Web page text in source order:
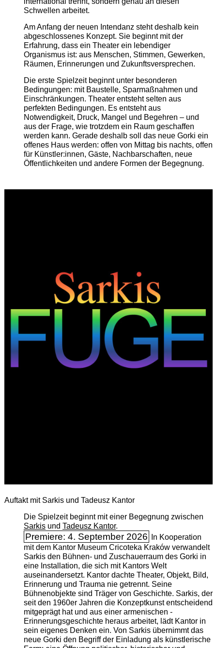
Schwellen arbeitet.
Am Anfang der neuen Intendanz steht deshalb kein
abgeschlossenes Konzept. Sie beginnt mit der
Erfahrung, dass ein Theater ein lebendiger
Organismus ist: aus Menschen, Stimmen, Gewerken,
Räumen, Erinnerungen und Zukunftsversprechen.
Die erste Spielzeit beginnt unter besonderen
Bedingungen: mit Baustelle, Sparmaßnahmen und
Einschränkungen. Theater entsteht selten aus
perfekten Bedingungen. Es entsteht aus
Notwendigkeit, Druck, Mangel und Begehren – und
aus der Frage, wie trotzdem ein Raum geschaffen
werden kann. Gerade deshalb soll das neue Gorki ein
offenes Haus werden: offen von Mittag bis nachts, offen
für Künstler:innen, Gäste, Nachbarschaften, neue
Öffentlichkeiten und andere Formen der Begegnung.
Auftakt mit Sarkis und Tadeusz Kantor
Die Spielzeit beginnt mit einer Begegnung zwischen
Sarkisund Tadeusz Kantor.
Premiere: 4. September 2026
In Kooperation
mit dem Kantor Museum Cricoteka Kraków verwandelt
Sarkis den Bühnen- und Zuschauerraum des Gorki in
eine Installation, die sich mit Kantors Welt
auseinandersetzt. Kantor dachte Theater, Objekt, Bild,
Erinnerung und Trauma nie getrennt. Seine
Bühnenobjekte sind Träger von Geschichte. Sarkis, der
seit den 1960er Jahren die Konzeptkunst entscheidend
mitgeprägt hat und aus einer armenischen ­
Erinnerungsgeschichte heraus arbeitet, lädt Kantor in
sein eigenes Denken ein. Von Sarkis übernimmt das
neue Gorki den Begriff der Einladung als künstlerische